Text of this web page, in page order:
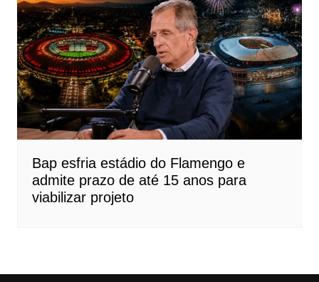
Bap esfria estádio do Flamengo e
admite prazo de até 15 anos para
viabilizar projeto